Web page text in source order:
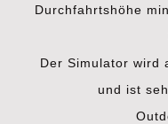
Durchfahrtshöhe
Der Simulator wird
und ist